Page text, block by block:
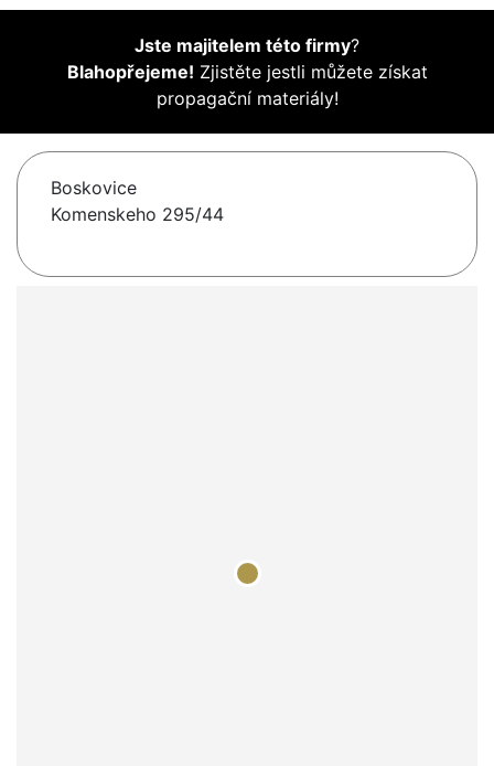
Jste majitelem této firmy?
Blahopřejeme! Zjistěte jestli můžete získat
propagační materiály!
Boskovice
Komenskeho 295/44